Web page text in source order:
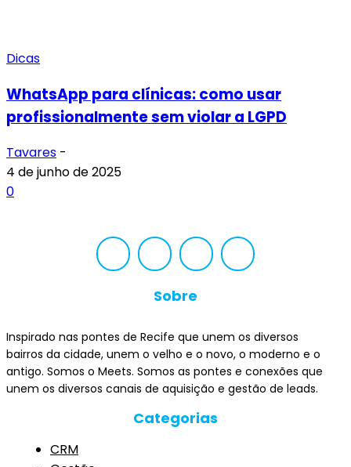
Dicas
WhatsApp para clínicas: como usar
profissionalmente sem violar a LGPD
Tavares -
4 de junho de 2025
0
Sobre
Inspirado nas pontes de Recife que unem os diversos
bairros da cidade, unem o velho e o novo, o moderno e o
antigo. Somos o Meets. Somos as pontes e conexões que
unem os diversos canais de aquisição e gestão de leads.
Categorias
CRM